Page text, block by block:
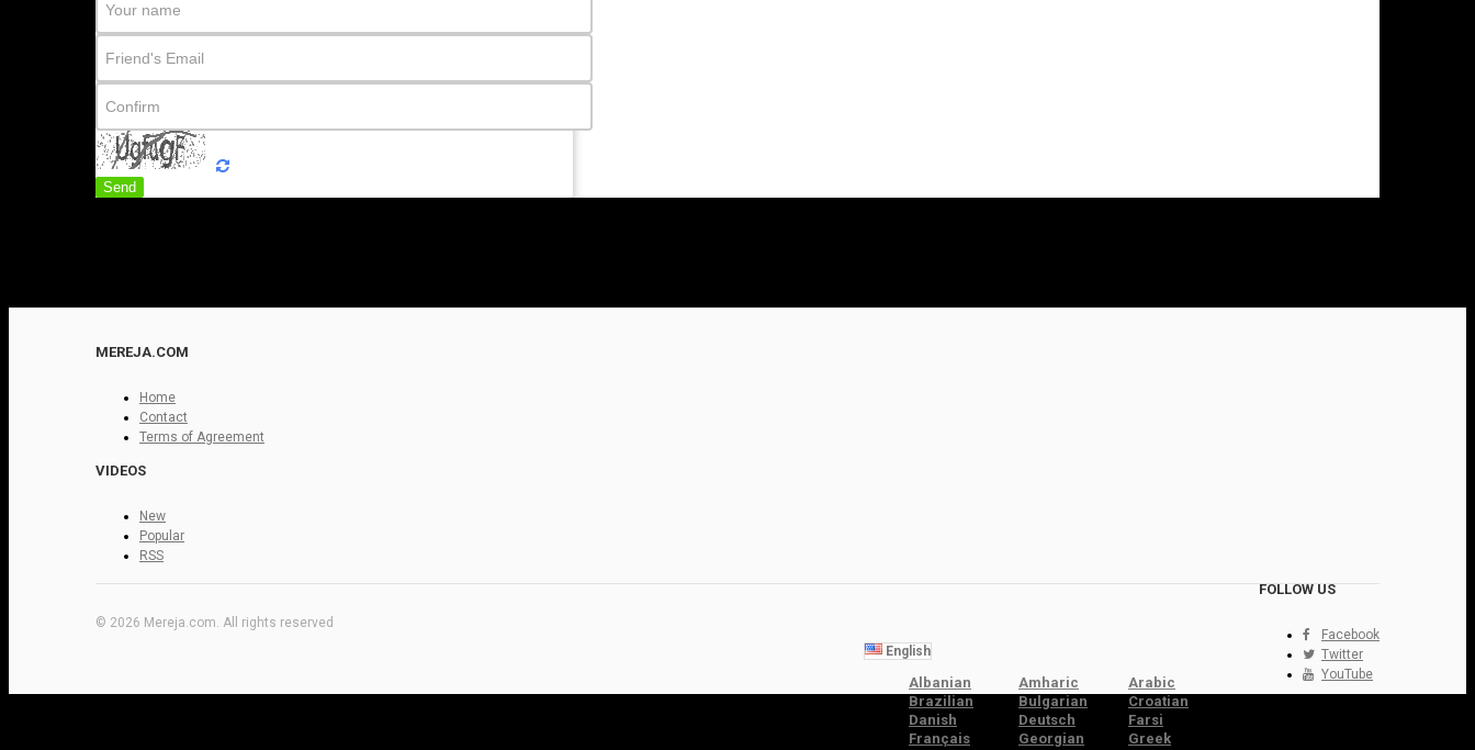
Send
MEREJA.COM
Home
Contact
Terms of Agreement
VIDEOS
New
Popular
RSS
FOLLOW US
Facebook
Twitter
YouTube
© 2026 Mereja.com. All rights reserved
English
Albanian Amharic
Arabic
Brazilian
Bulgarian
Croatian
Danish
Deutsch
Farsi
Français
Georgian
Greek